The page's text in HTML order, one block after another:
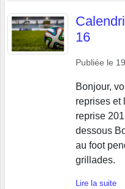
16
Publiée le
Bonjour,
reprises et
reprise
dessous
au foot
grillades.
Lire la suite